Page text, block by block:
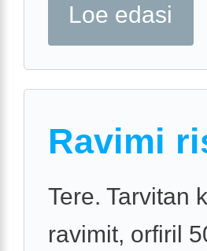
Loe edasi
Ravimi
Tere. Tarvitan
ravimit, orfiril